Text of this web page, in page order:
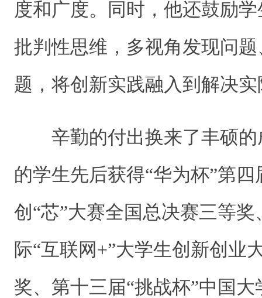
度和广度。同时，他还鼓励
批判性思维，多视角发现问
题，将创新实践融入到解决
辛勤的付出换来了丰硕
的学生先后获得“华为杯”第
创“芯”大赛全国总决赛三等
际“互联网+”大学生创新创业
奖、第十三届“挑战杯”中国